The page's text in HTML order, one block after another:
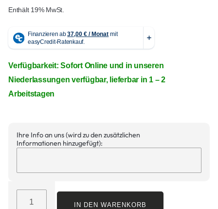
Enthält 19% MwSt.
Verfügbarkeit: Sofort Online und in unseren
Niederlassungen verfügbar, lieferbar in 1 – 2
Arbeitstagen
Ihre Info an uns (wird zu den zusätzlichen
Informationen hinzugefügt):
IN DEN WARENKORB